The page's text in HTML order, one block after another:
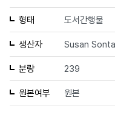
형태 도서간행물
생산자 Susan
분량 239
원본여부 원본